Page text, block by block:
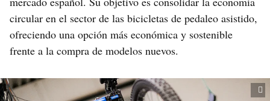
circular en el sector de las bicicletas de pedaleo asistido,
ofreciendo una opción más económica y sostenible
frente a la compra de modelos nuevos.